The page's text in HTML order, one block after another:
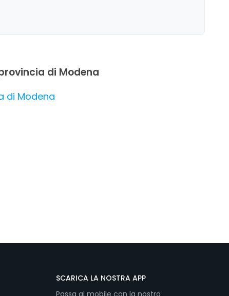
di Modena
di Modena
SCARICA LA NOSTRA APP
Passa al mobile con la nostra